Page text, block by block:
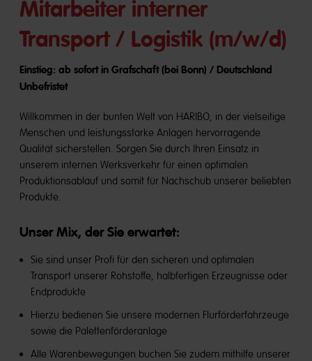
Mitarbeiter interner
Transport / Logistik (m/w/d)
Einstieg: ab sofort in Grafschaft (bei Bonn) / Deutschland
Unbefristet
Willkommen in der bunten Welt von HARIBO, in der vielseitige
Menschen und leistungsstarke Anlagen hervorragende
Qualität sicherstellen. Sorgen Sie durch Ihren Einsatz in
unserem internen Werksverkehr für einen optimalen
Produktionsablauf und somit für Nachschub unserer beliebten
Produkte.
Unser Mix, der Sie erwartet:
Sie sind unser Profi für den sicheren und optimalen
Transport unserer Rohstoffe, halbfertigen Erzeugnisse oder
Endprodukte
Hierzu bedienen Sie unsere modernen Flurförderfahrzeuge
sowie die Palettenförderanlage
Alle Warenbewegungen buchen Sie zudem mithilfe unserer